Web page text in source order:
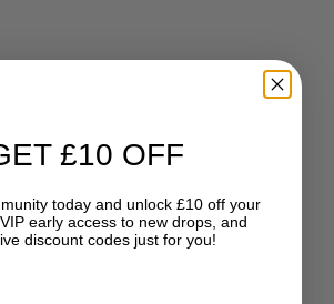
£10 OFF
today and unlock £10 off your
early access to new drops, and
discount codes just for you!